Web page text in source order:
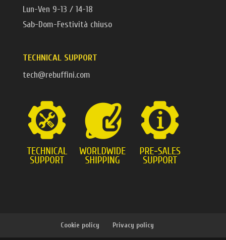
Lun-Ven 9-13 / 14-18
Sab-Dom-Festività chiuso
TECHNICAL SUPPORT
tech@rebuffini.com
Cookie policy Privacy policy